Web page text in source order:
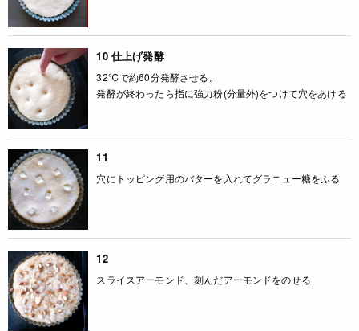
10 仕上げ発酵
32℃で約60分発酵させる。
発酵が終わったら指に強力粉(分量外)をつけて穴をあける
11
穴にトッピング用のバターを入れてグラニュー糖をふる
12
スライスアーモンド、刻んだアーモンドをのせる